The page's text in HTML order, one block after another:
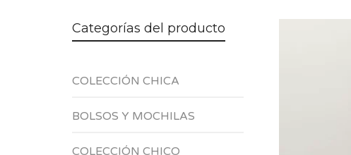
Categorías del producto
COLECCIÓN CHICA
BOLSOS Y MOCHILAS
COLECCIÓN CHICO